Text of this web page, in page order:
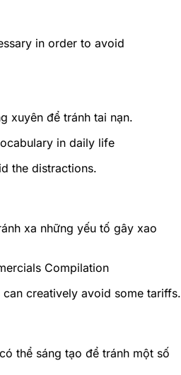
in order to avoid
xuyên để tránh tai nạn.
in daily life
the distractions.
xa những yếu tố gây xao
Compilation
creatively avoid some tariffs.
thể sáng tạo để tránh một số